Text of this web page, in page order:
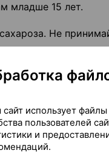
младше 15 лет.
Не
из выше
использует
пользователей
и